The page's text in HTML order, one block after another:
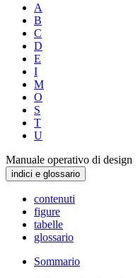
A
B
C
D
E
I
M
O
S
T
U
Manuale operativo di design
indici e glossario
contenuti
figure
tabelle
glossario
Sommario